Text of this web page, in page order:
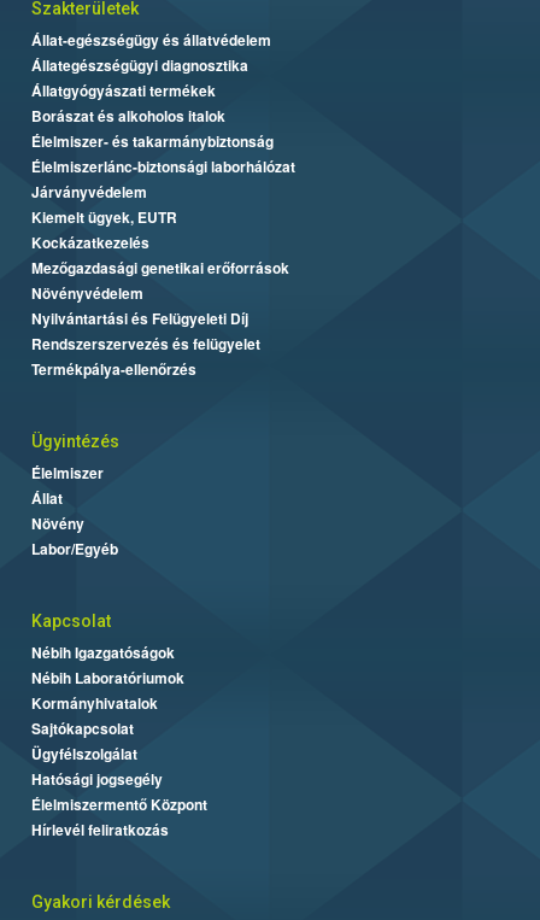
Szakterületek
Állat-egészségügy és állatvédelem
Állategészségügyi diagnosztika
Állatgyógyászati termékek
Borászat és alkoholos italok
Élelmiszer- és takarmánybiztonság
Élelmiszerlánc-biztonsági laborhálózat
Járványvédelem
Kiemelt ügyek, EUTR
Kockázatkezelés
Mezőgazdasági genetikai erőforrások
Növényvédelem
Nyilvántartási és Felügyeleti Díj
Rendszerszervezés és felügyelet
Termékpálya-ellenőrzés
Ügyintézés
Élelmiszer
Állat
Növény
Labor/Egyéb
Kapcsolat
Nébih Igazgatóságok
Nébih Laboratóriumok
Kormányhivatalok
Sajtókapcsolat
Ügyfélszolgálat
Hatósági jogsegély
Élelmiszermentő Központ
Hírlevél feliratkozás
Gyakori kérdések